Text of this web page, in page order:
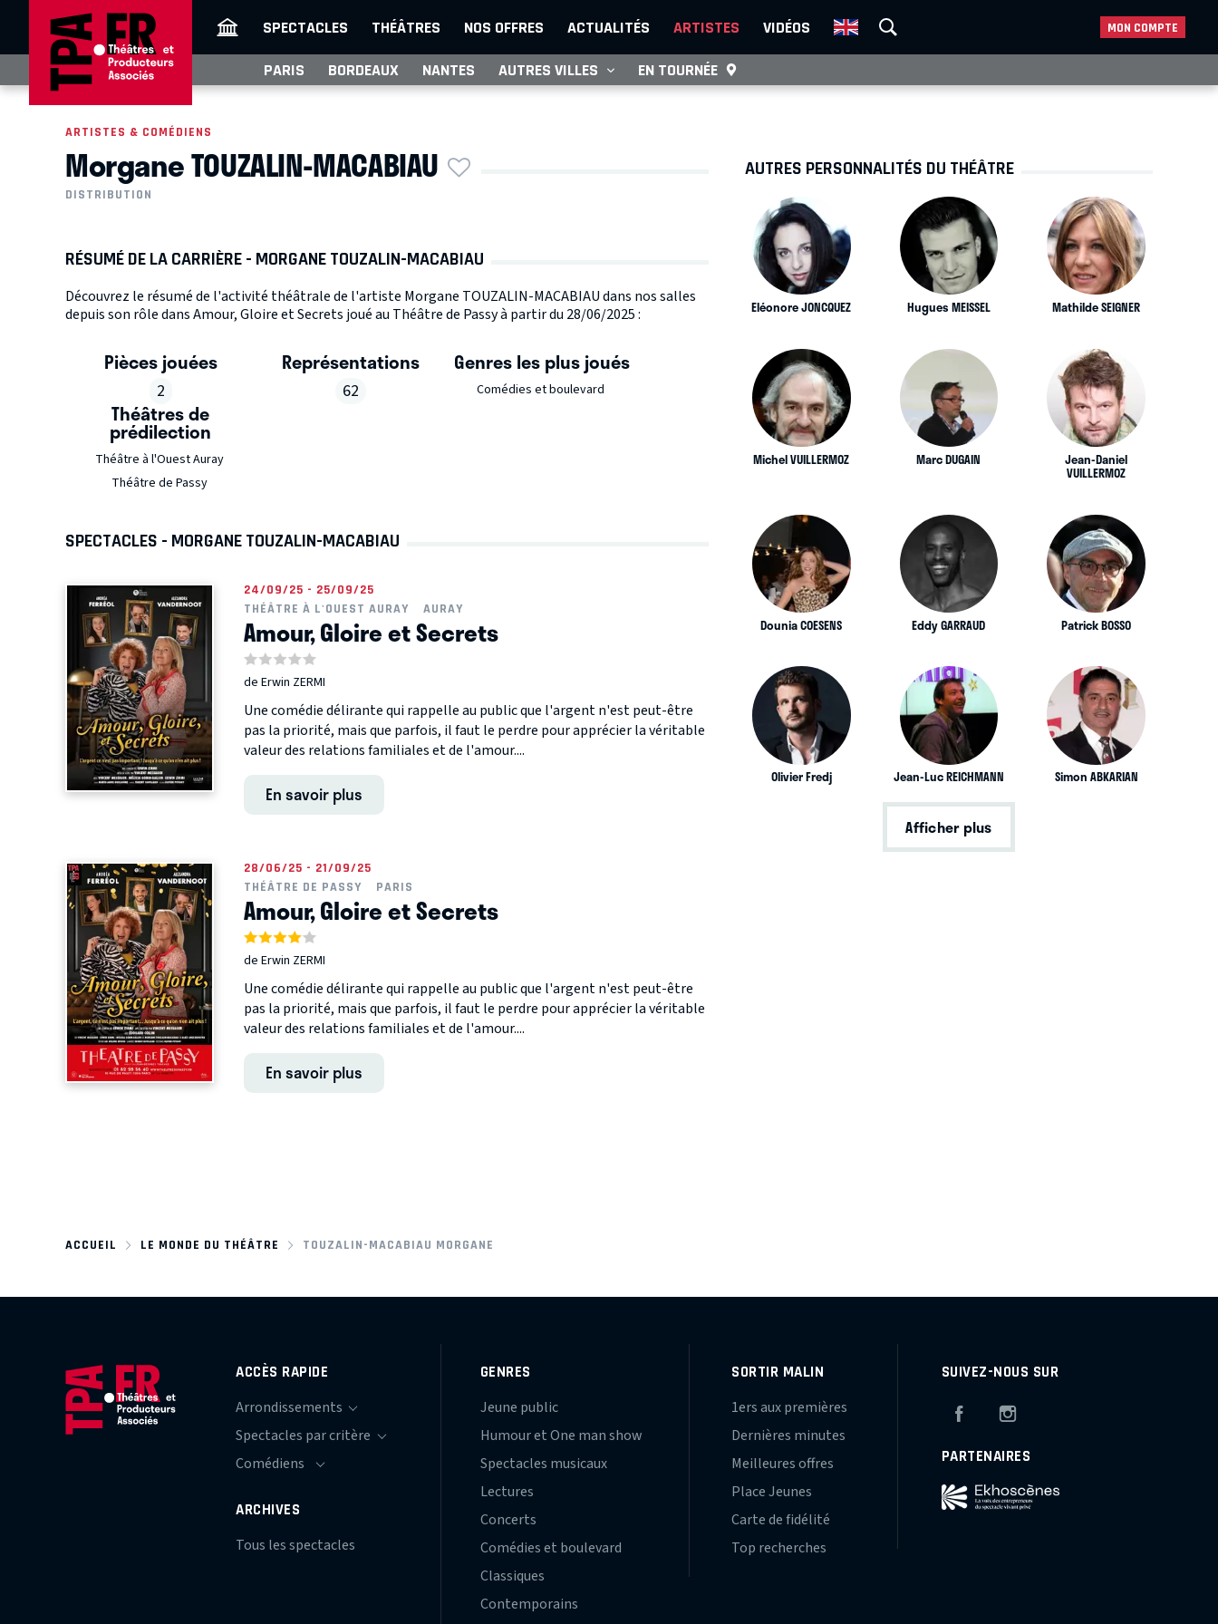
SPECTACLES THÉÂTRES NOS OFFRES ACTUALITÉS ARTISTES VIDÉOS MON COMPTE
PARIS BORDEAUX NANTES AUTRES VILLES EN TOURNÉE
ARTISTES & COMÉDIENS
Morgane TOUZALIN-MACABIAU
DISTRIBUTION
RÉSUMÉ DE LA CARRIÈRE - MORGANE TOUZALIN-MACABIAU
Découvrez le résumé de l'activité théâtrale de l'artiste Morgane TOUZALIN-MACABIAU dans nos salles
depuis son rôle dans Amour, Gloire et Secrets joué au Théâtre de Passy à partir du 28/06/2025 :
Pièces jouées
2
Représentations
62
Genres les plus joués
Comédies et boulevard
Théâtres de
prédilection
Théâtre à l'Ouest Auray
Théâtre de Passy
SPECTACLES - MORGANE TOUZALIN-MACABIAU
24/09/25 - 25/09/25
THÉÂTRE À L'OUEST AURAY
AURAY
Amour, Gloire et Secrets
de Erwin ZERMI
Une comédie délirante qui rappelle au public que l'argent n'est peut-être
pas la priorité, mais que parfois, il faut le perdre pour apprécier la véritable
valeur des relations familiales et de l'amour....
En savoir plus
28/06/25 - 21/09/25
THÉÂTRE DE PASSY
PARIS
Amour, Gloire et Secrets
de Erwin ZERMI
Une comédie délirante qui rappelle au public que l'argent n'est peut-être
pas la priorité, mais que parfois, il faut le perdre pour apprécier la véritable
valeur des relations familiales et de l'amour....
En savoir plus
AUTRES PERSONNALITÉS DU THÉÂTRE
Eléonore JONCQUEZ Hugues MEISSEL Mathilde SEIGNER
Michel VUILLERMOZ Marc DUGAIN Jean-Daniel
VUILLERMOZ
Dounia COESENS Eddy GARRAUD Patrick BOSSO
Olivier Fredj Jean-Luc REICHMANN Simon ABKARIAN
Afficher plus
ACCUEIL LE MONDE DU THÉÂTRE TOUZALIN-MACABIAU MORGANE
ACCÈS RAPIDE
ARCHIVES
Tous les spectacles
GENRES
Jeune public
Humour et One man show
Spectacles musicaux
Lectures
Concerts
Comédies et boulevard
Classiques
Contemporains
SORTIR MALIN
1ers aux premières
Dernières minutes
Meilleures offres
Place Jeunes
Carte de fidélité
Top recherches
SUIVEZ-NOUS SUR
Facebook
PARTENAIRES